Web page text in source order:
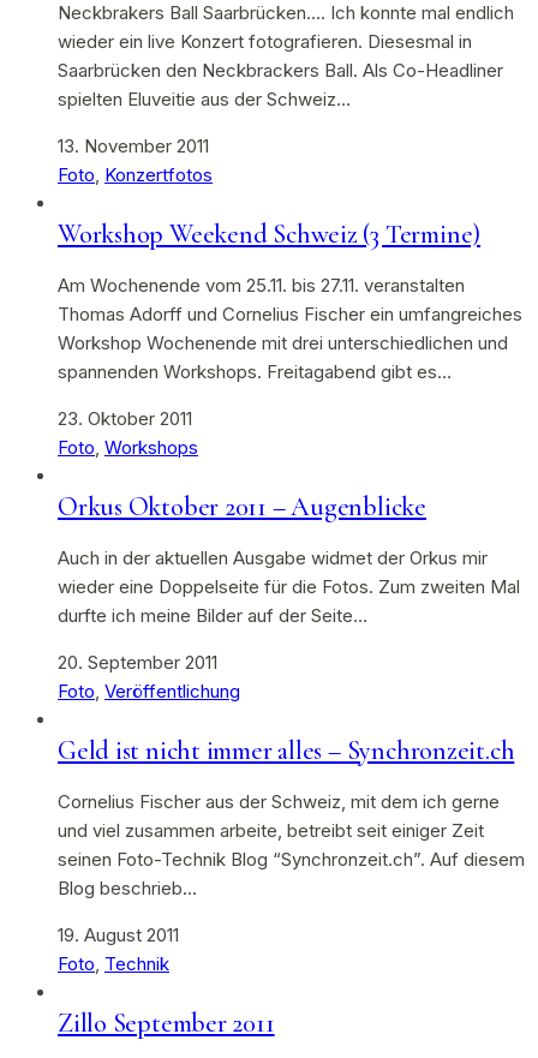
Neckbrakers Ball Saarbrücken…. Ich konnte mal endlich
wieder ein live Konzert fotografieren. Diesesmal in
Saarbrücken den Neckbrackers Ball. Als Co-Headliner
spielten Eluveitie aus der Schweiz…
13. November 2011
Foto, Konzertfotos
Workshop Weekend Schweiz (3 Termine)
Am Wochenende vom 25.11. bis 27.11. veranstalten
Thomas Adorff und Cornelius Fischer ein umfangreiches
Workshop Wochenende mit drei unterschiedlichen und
spannenden Workshops. Freitagabend gibt es…
23. Oktober 2011
Foto, Workshops
Orkus Oktober 2011 – Augenblicke
Auch in der aktuellen Ausgabe widmet der Orkus mir
wieder eine Doppelseite für die Fotos. Zum zweiten Mal
durfte ich meine Bilder auf der Seite…
20. September 2011
Foto, Veröffentlichung
Geld ist nicht immer alles – Synchronzeit.ch
Cornelius Fischer aus der Schweiz, mit dem ich gerne
und viel zusammen arbeite, betreibt seit einiger Zeit
seinen Foto-Technik Blog “Synchronzeit.ch”. Auf diesem
Blog beschrieb…
19. August 2011
Foto, Technik
Zillo September 2011